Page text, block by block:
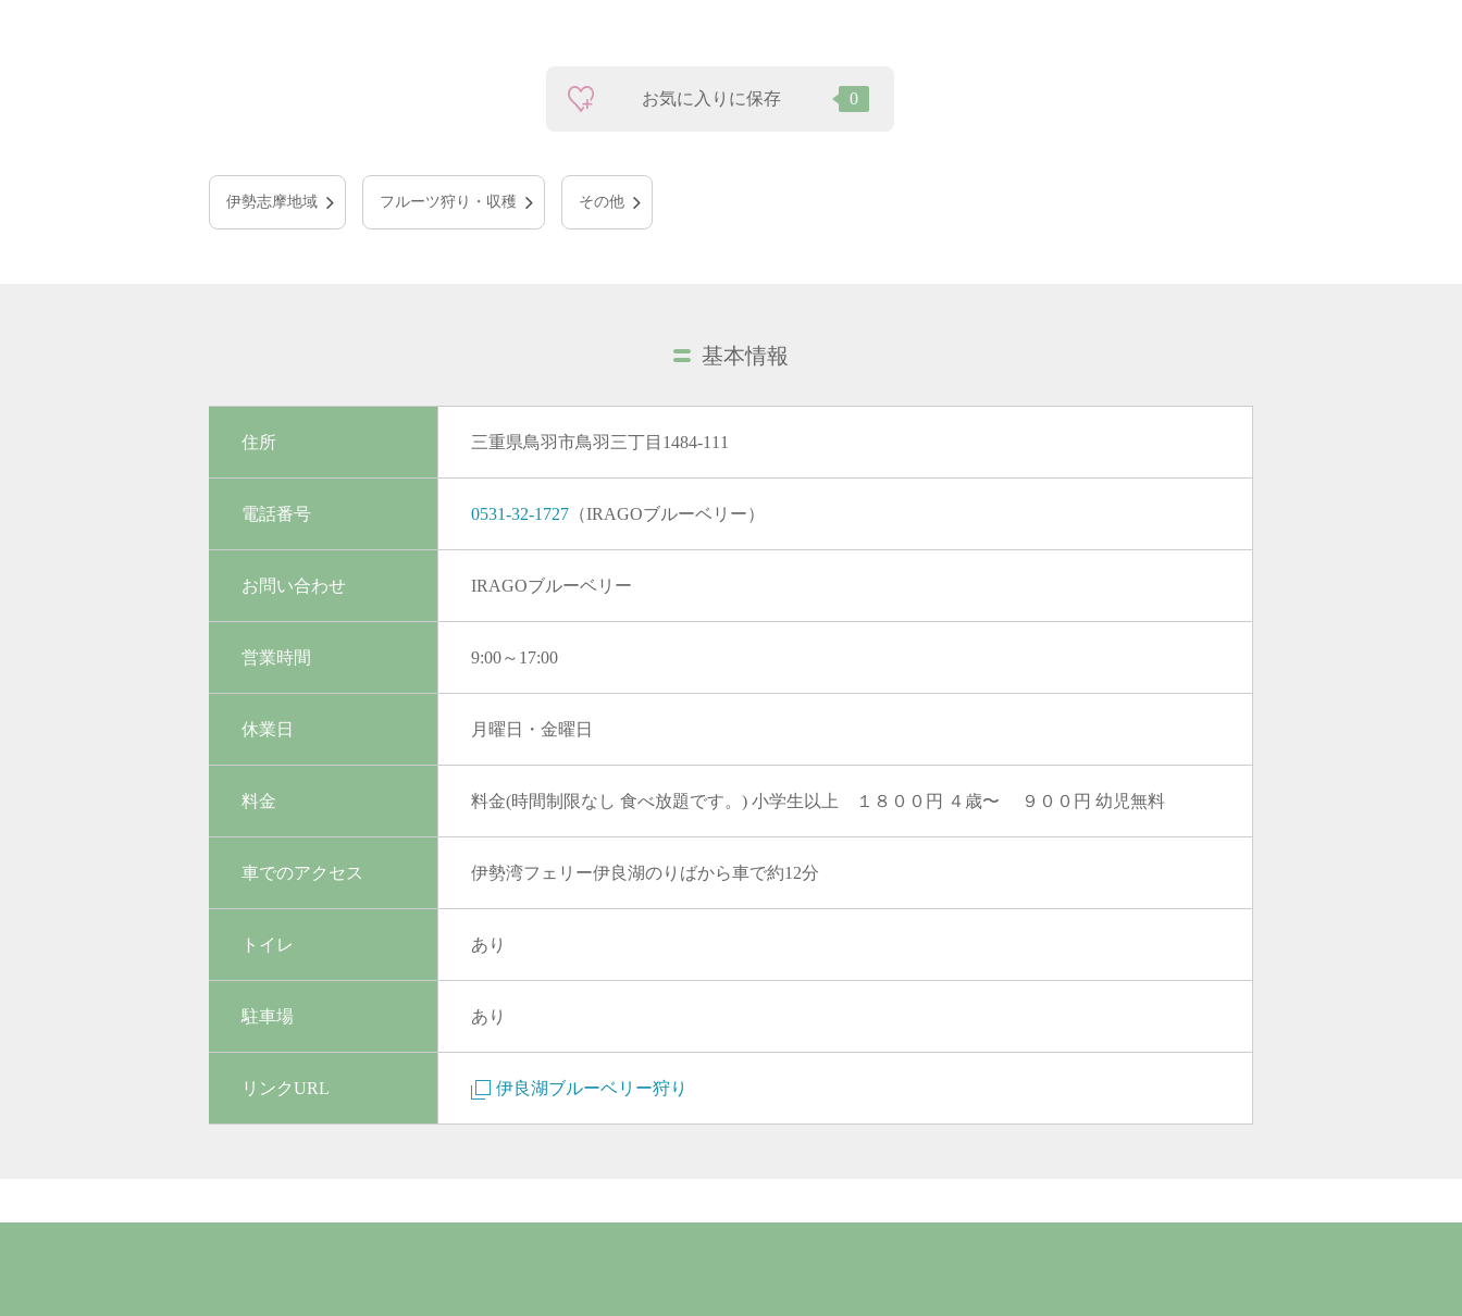
お気に入りに保存 0
伊勢志摩地域 フルーツ狩り・収穫 その他
基本情報
住所 三重県鳥羽市鳥羽三丁目1484-111
電話番号 0531-32-1727 （IRAGOブルーベリー）
お問い合わせ IRAGOブルーベリー
営業時間 9:00～17:00
休業日 月曜日・金曜日
料金 料金(時間制限なし 食べ放題です。) 小学生以上 １８００円 ４歳〜 ９００円 幼児無料
車でのアクセス 伊勢湾フェリー伊良湖のりばから車で約12分
トイレ あり
駐車場 あり
リンクURL 伊良湖ブルーベリー狩り